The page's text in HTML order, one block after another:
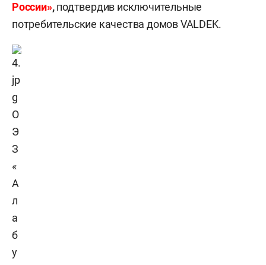
России»,подтвердив исключительные
потребительские качества домов VALDEK.
О
Э
З
«
А
л
а
б
у